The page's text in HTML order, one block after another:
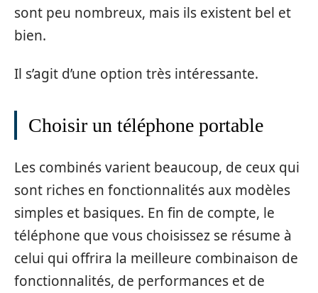
sont peu nombreux, mais ils existent bel et
bien.
Il s’agit d’une option très intéressante.
Choisir un téléphone portable
Les combinés varient beaucoup, de ceux qui
sont riches en fonctionnalités aux modèles
simples et basiques. En fin de compte, le
téléphone que vous choisissez se résume à
celui qui offrira la meilleure combinaison de
fonctionnalités, de performances et de